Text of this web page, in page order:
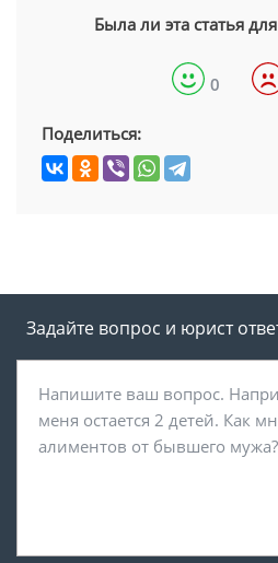
Была ли эта статья
0
Поделиться:
Задайте вопрос и юрист